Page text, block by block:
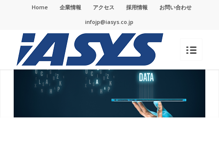
Home 企業情報 アクセス 採用情報
お問い合わせ
infojp@iasys.co.jp